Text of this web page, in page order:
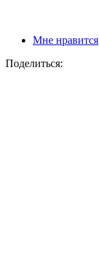
Мне нравится
Поделиться: